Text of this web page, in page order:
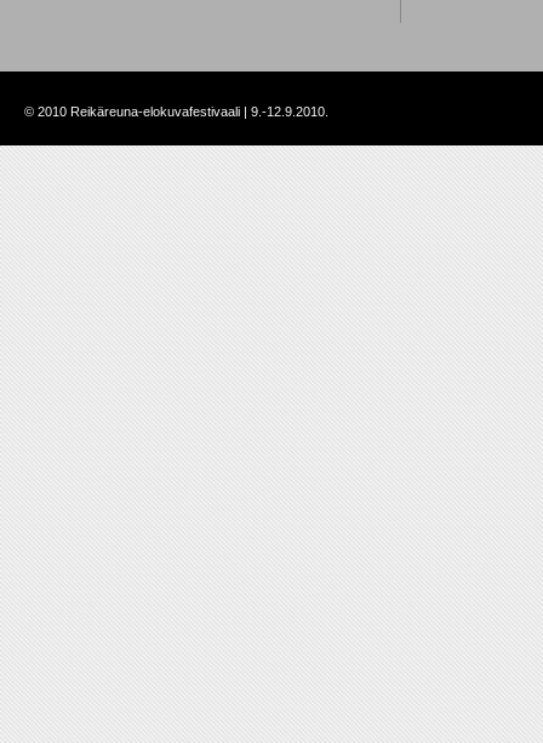
© 2010 Reikäreuna-elokuvafestivaali | 9.-12.9.2010.